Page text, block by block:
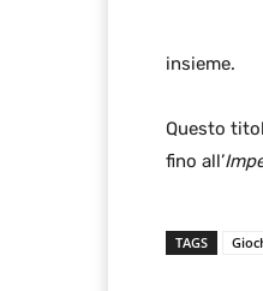
insieme.
Questo
fino all’
TAGS